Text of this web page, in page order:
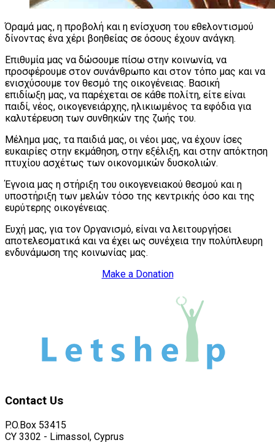
Όραμά μας, η προβολή και η ενίσχυση του εθελοντισμού
δίνοντας ένα χέρι βοηθείας σε όσους έχουν ανάγκη.
Επιθυμία μας να δώσουμε πίσω στην κοινωνία, να
προσφέρουμε στον συνάνθρωπο και στον τόπο μας και να
ενισχύσουμε τον θεσμό της οικογένειας. Βασική
επιδίωξη μας, να παρέχεται σε κάθε πολίτη, είτε είναι
παιδί, νέος, οικογενειάρχης, ηλικιωμένος τα εφόδια για
καλυτέρευση των συνθηκών της ζωής του.
Μέλημα μας, τα παιδιά μας, οι νέοι μας, να έχουν ίσες
ευκαιρίες στην εκμάθηση, στην εξέλιξη, και στην απόκτηση
πτυχίου ασχέτως των οικονομικών δυσκολιών.
Έγνοια μας η στήριξη του οικογενειακού θεσμού και η
υποστήριξη των μελών τόσο της κεντρικής όσο και της
ευρύτερης οικογένειας.
Ευχή μας, για τον Οργανισμό, είναι να λειτουργήσει
αποτελεσματικά και να έχει ως συνέχεια την πολύπλευρη
ενδυνάμωση της κοινωνίας μας.
Make a Donation
Contact Us
P.O.Box 53415
CY 3302 - Limassol, Cyprus